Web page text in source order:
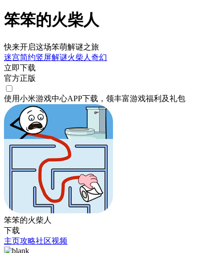
笨笨的火柴人
快来开启这场笨萌解谜之旅
迷宫简约竖屏解谜火柴人 奇幻
立即下载
官方正版
使用小米游戏中心APP下载 ，领丰富游戏福利 及礼包
笨笨的火柴人
下载
主页攻略社区视频